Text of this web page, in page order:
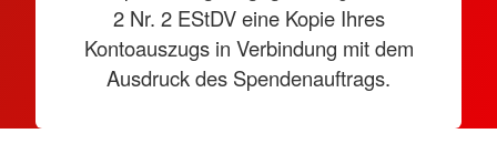
2 Nr. 2 EStDV eine Kopie Ihres
Kontoauszugs in Verbindung mit dem
Ausdruck des Spendenauftrags.